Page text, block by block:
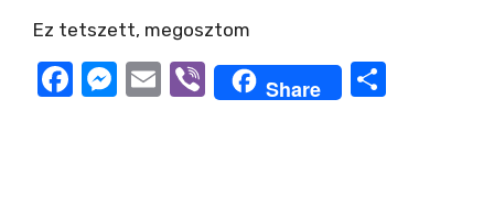
Ez tetszett, megosztom
F
M E
Vi
b
Share